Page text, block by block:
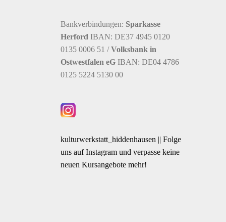
Bankverbindungen: Sparkasse
HerfordIBAN: DE37 4945 0120
0135 0006 51 /Volksbank in
Ostwestfalen eGIBAN: DE04 4786
0125 5224 5130 00
kulturwerkstatt_hiddenhausen || Folge
uns auf Instagram und verpasse keine
neuen Kursangebote mehr!